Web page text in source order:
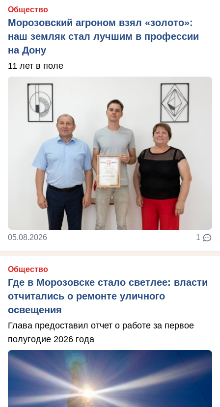
Общество
Морозовский агроном взял «золото»:
наш земляк стал лучшим в профессии
на Дону
11 лет в поле
05.08.2026 1
Общество
Где в Морозовске стало светлее: власти
отчитались о ремонте уличного
освещения
Глава предоставил отчет о работе за первое
полугодие 2026 года